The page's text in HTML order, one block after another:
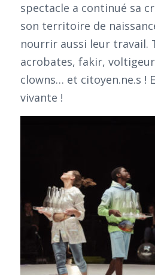
spectacle a continué sa
son territoire de
nourrir aussi leur travail.
acrobates, fakir,
clowns… et citoyen.ne.s !
vivante !